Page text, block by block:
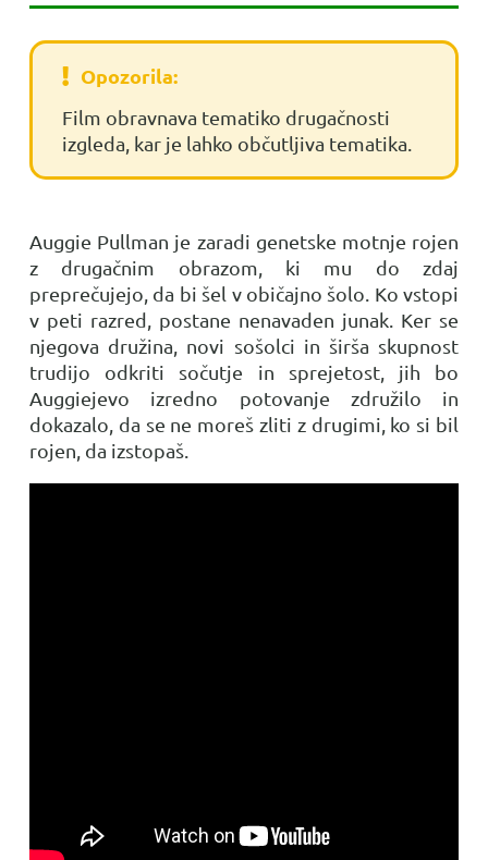
Opozorila:
Film obravnava tematiko drugačnosti
izgleda, kar je lahko občutljiva tematika.
Auggie Pullman je zaradi genetske motnje rojen
z drugačnim obrazom, ki mu do zdaj
preprečujejo, da bi šel v običajno šolo. Ko vstopi
v peti razred, postane nenavaden junak. Ker se
njegova družina, novi sošolci in širša skupnost
trudijo odkriti sočutje in sprejetost, jih bo
Auggiejevo izredno potovanje združilo in
dokazalo, da se ne moreš zliti z drugimi, ko si bil
rojen, da izstopaš.